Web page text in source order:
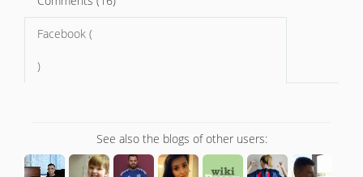
Facebook (
)
See also the blogs of other users: